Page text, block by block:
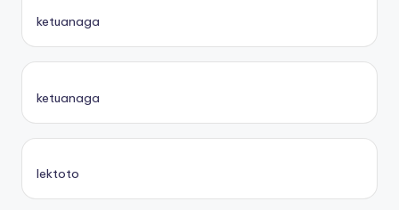
ketuanaga
ketuanaga
lektoto